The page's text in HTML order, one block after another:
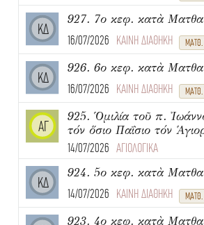
ΚΔ
927. 7ο κεφ. κατὰ
16/07/2026 ΚΑΙΝΗ ΔΙΑΘΗΚΗ
ΚΔ
926. 6ο κεφ. κατὰ
16/07/2026 ΚΑΙΝΗ ΔΙΑΘΗΚΗ
ΑΓ
925. Ὁμιλία τοῦ π.
τόν ὅσιο Παΐσιο τόν
14/07/2026 ΑΓΙΟΛΟΓΙΚΑ
ΚΔ
924. 5ο κεφ. κατὰ
14/07/2026 ΚΑΙΝΗ ΔΙΑΘΗΚΗ
923. 4ο κεφ. κατὰ